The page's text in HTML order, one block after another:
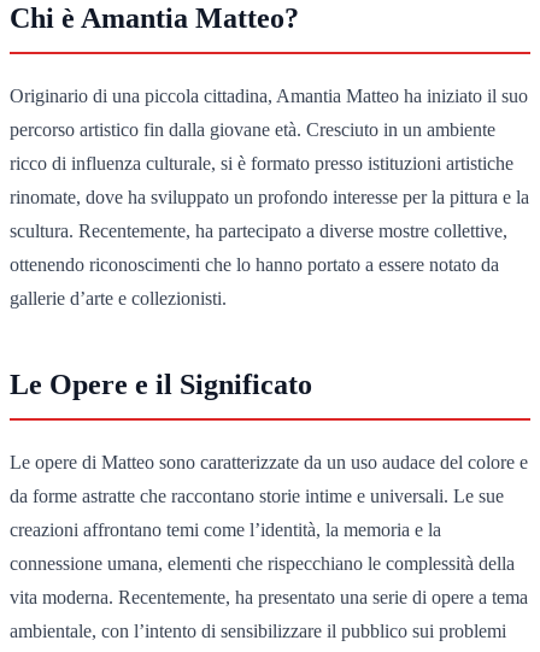
Chi è Amantia Matteo?
Originario di una piccola cittadina, Amantia Matteo ha iniziato il suo
percorso artistico fin dalla giovane età. Cresciuto in un ambiente
ricco di influenza culturale, si è formato presso istituzioni artistiche
rinomate, dove ha sviluppato un profondo interesse per la pittura e la
scultura. Recentemente, ha partecipato a diverse mostre collettive,
ottenendo riconoscimenti che lo hanno portato a essere notato da
gallerie d’arte e collezionisti.
Le Opere e il Significato
Le opere di Matteo sono caratterizzate da un uso audace del colore e
da forme astratte che raccontano storie intime e universali. Le sue
creazioni affrontano temi come l’identità, la memoria e la
connessione umana, elementi che rispecchiano le complessità della
vita moderna. Recentemente, ha presentato una serie di opere a tema
ambientale, con l’intento di sensibilizzare il pubblico sui problemi